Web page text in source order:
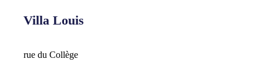
Villa Louis
rue du Collège